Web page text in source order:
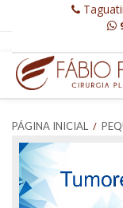
PÁGINA INICIAL /